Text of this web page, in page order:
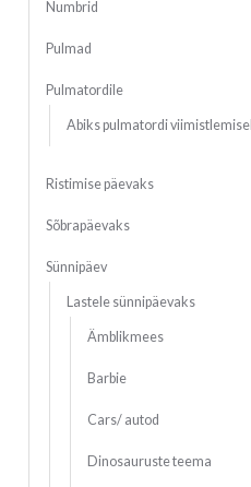
Numbrid
Pulmad
Pulmatordile
Abiks pulmatordi viimistlemisel
Ristimise päevaks
Sõbrapäevaks
Sünnipäev
Lastele sünnipäevaks
Ämblikmees
Barbie
Cars/ autod
Dinosauruste teema